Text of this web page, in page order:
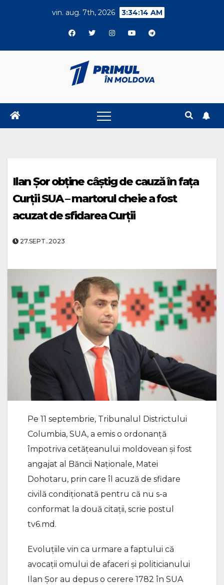
vin. aug. 7th, 2026 3:34:15 AM
Ilan Șor obține câștig de cauză în fața
Curții SUA – martorul cheie a fost
acuzat de sfidarea Curții
27.SEPT..2023
Pe 11 septembrie, Tribunalul Districtului
Columbia, SUA, a emis o ordonanță
împotriva cetățeanului moldovean și fost
angajat al Băncii Naționale, Matei
Dohotaru, prin care îl acuză de sfidare
civilă condiționată pentru că nu s-a
conformat la două citații, scrie postul
tv6.md.
Evoluțiile vin ca urmare a faptului că
avocații omului de afaceri și politicianului
Ilan Șor au depus o cerere 1782 în SUA